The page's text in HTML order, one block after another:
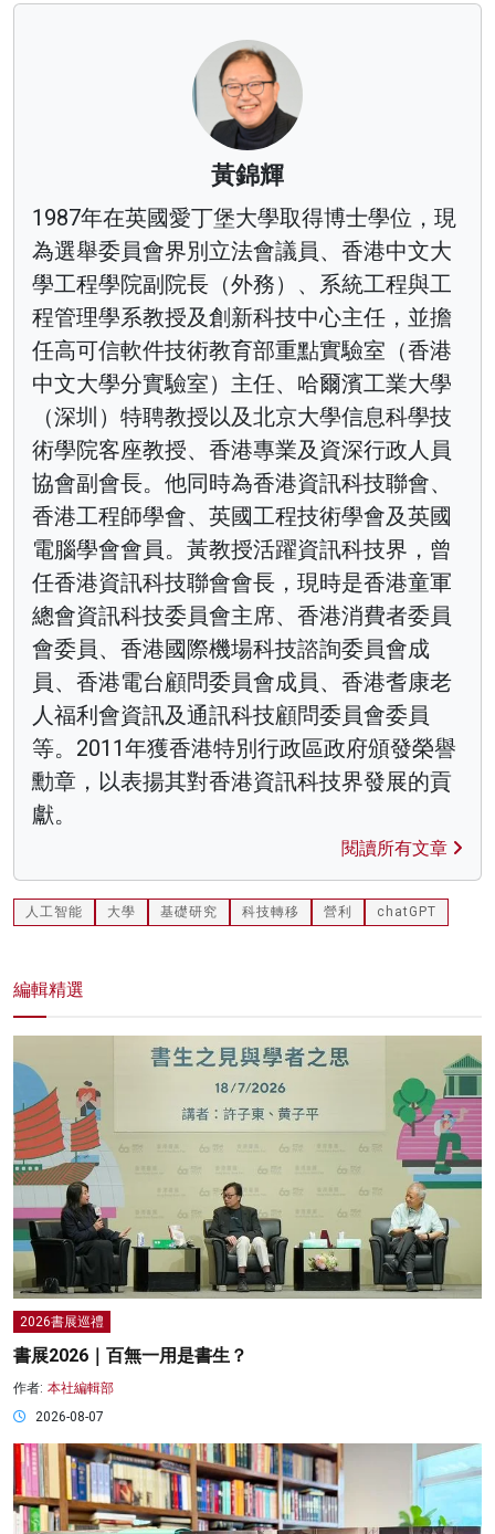
黃錦輝
1987年在英國愛丁堡大學取得博士學位，現
為選舉委員會界別立法會議員、香港中文大
學工程學院副院長（外務）、系統工程與工
程管理學系教授及創新科技中心主任，並擔
任高可信軟件技術教育部重點實驗室（香港
中文大學分實驗室）主任、哈爾濱工業大學
（深圳）特聘教授以及北京大學信息科學技
術學院客座教授、香港專業及資深行政人員
協會副會長。他同時為香港資訊科技聯會、
香港工程師學會、英國工程技術學會及英國
電腦學會會員。黃教授活躍資訊科技界，曾
任香港資訊科技聯會會長，現時是香港童軍
總會資訊科技委員會主席、香港消費者委員
會委員、香港國際機場科技諮詢委員會成
員、香港電台顧問委員會成員、香港耆康老
人福利會資訊及通訊科技顧問委員會委員
等。2011年獲香港特別行政區政府頒發榮譽
勳章，以表揚其對香港資訊科技界發展的貢
獻。
閱讀所有文章
人工智能 大學 基礎研究 科技轉移 營利 chatGPT
編輯精選
2026書展巡禮
書展2026｜百無一用是書生？
作者: 本社編輯部
2026-08-07